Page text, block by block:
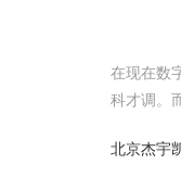
在现在数
科才调。
北京杰宇